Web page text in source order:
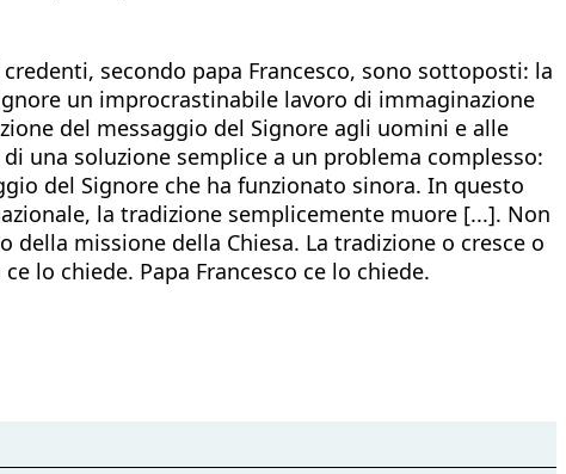
secondo papa Francesco, sono sottoposti: la
un improcrastinabile lavoro di immaginazione
del messaggio del Signore agli uomini e alle
una soluzione semplice a un problema complesso:
del Signore che ha funzionato sinora. In questo
la tradizione semplicemente muore [...]. Non
missione della Chiesa. La tradizione o cresce o
lo chiede. Papa Francesco ce lo chiede.